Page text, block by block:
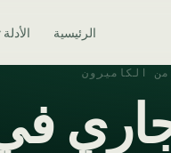
الرئيسية الأدلة
الكاميرون
في